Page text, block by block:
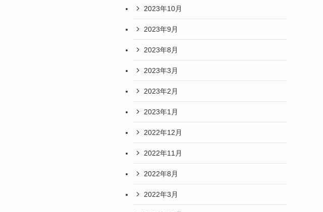
2023年10月
2023年9月
2023年8月
2023年3月
2023年2月
2023年1月
2022年12月
2022年11月
2022年8月
2022年3月